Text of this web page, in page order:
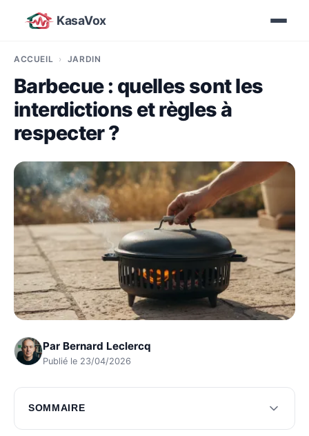
KasaVox
ACCUEIL JARDIN
Barbecue : quelles sont les
interdictions et règles à
respecter ?
Par Bernard Leclercq
Publié le 23/04/2026
SOMMAIRE
Réglementations nationales et locales